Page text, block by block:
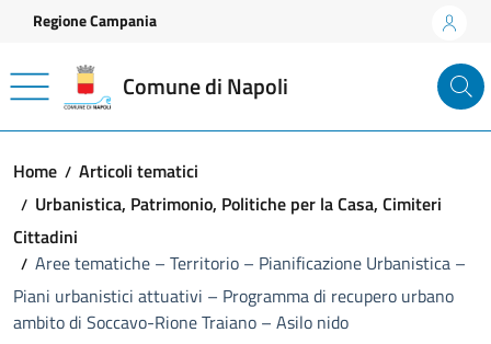
Vai ai contenuti
Vai al footer
Regione Campania
Comune di Napoli
Home
Articoli tematici
Urbanistica, Patrimonio, Politiche per la Casa, Cimiteri
Cittadini
Aree tematiche – Territorio – Pianificazione Urbanistica –
Piani urbanistici attuativi – Programma di recupero urbano
ambito di Soccavo-Rione Traiano – Asilo nido